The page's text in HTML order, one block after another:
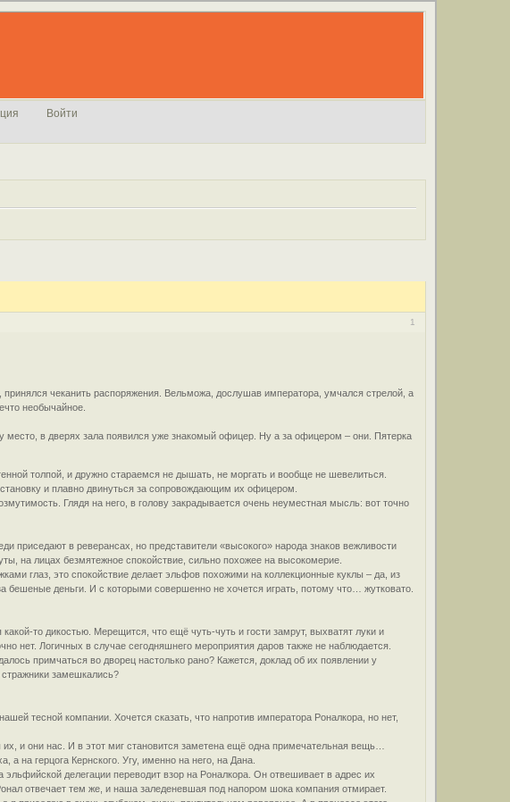
Войти
1
чеканить распоряжения. Вельможа, дослушав императора, умчался стрелой, а
необычайное.
место, в дверях зала появился уже знакомый офицер. Ну а за офицером – они. Пятерка
толпой, и дружно стараемся не дышать, не моргать и вообще не шевелиться.
и плавно двинуться за сопровождающим их офицером.
Глядя на него, в голову закрадывается очень неуместная мысль: вот точно
приседают в реверансах, но представители «высокого» народа знаков вежливости
на лицах безмятежное спокойствие, сильно похожее на высокомерие.
глаз, это спокойствие делает эльфов похожими на коллекционные куклы – да, из
бешеные деньги. И с которыми совершенно не хочется играть, потому что… жутковато.
то дикостью. Мерещится, что ещё чуть-чуть и гости замрут, выхватят луки и
нет. Логичных в случае сегодняшнего мероприятия даров также не наблюдается.
примчаться во дворец настолько рано? Кажется, доклад об их появлении у
замешкались?
тесной компании. Хочется сказать, что напротив императора Роналкора, но нет,
и они нас. И в этот миг становится заметена ещё одна примечательная вещь…
а на герцога Кернского. Угу, именно на него, на Дана.
делегации переводит взор на Роналкора. Он отвешивает в адрес их
отвечает тем же, и наша заледеневшая под напором шока компания отмирает.